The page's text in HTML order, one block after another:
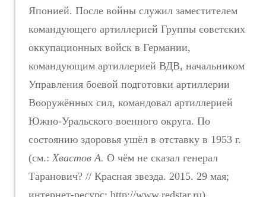
Японией. После войны служил заместителем
командующего артиллерией Группы советских
оккупационных войск в Германии,
командующим артиллерией ВДВ, начальником
Управления боевой подготовки артиллерии
Вооружённых сил, командовал артиллерией
Южно-Уральского военного округа. По
состоянию здоровья ушёл в отставку в 1953 г.
(см.:Хвастов А. О чём не сказал генерал
Таранович? // Красная звезда. 2015. 29 мая;